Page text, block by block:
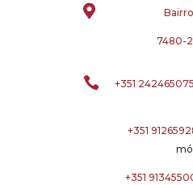

7480-
 +351 242465075
+351
+351